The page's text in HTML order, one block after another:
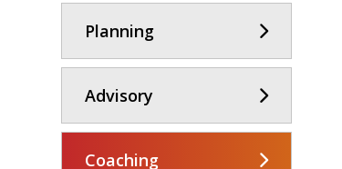
Planning
Advisory
Coaching